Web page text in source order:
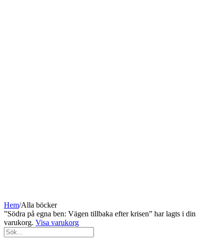
Hem/Alla böcker
”Södra på egna ben: Vägen tillbaka efter krisen” har lagts i din
varukorg. Visa varukorg